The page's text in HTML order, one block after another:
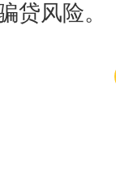
贷风险。